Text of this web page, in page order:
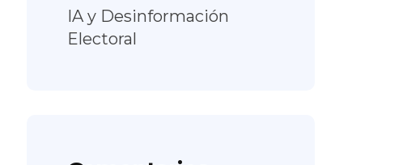
IA y Desinformación
Electoral